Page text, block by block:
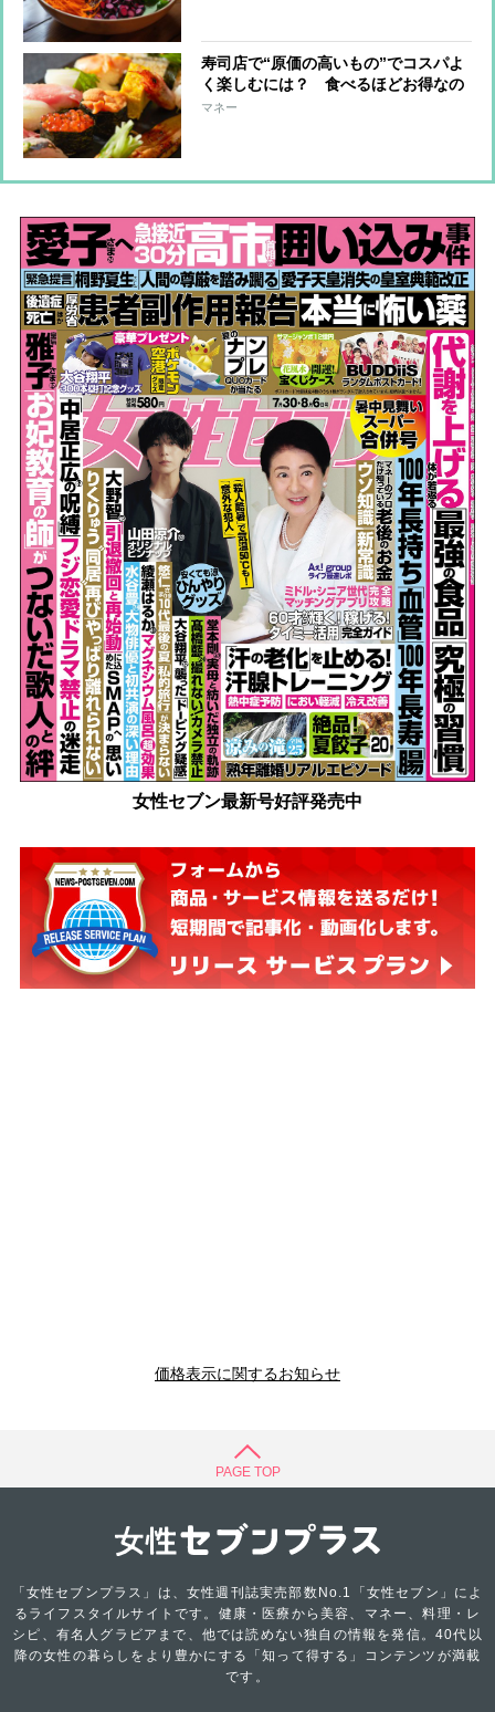
寿司店で“原価の高いもの”でコスパよ
く楽しむには？ 食べるほどお得なの
はイクラ、うに、カニ
マネー
女性セブン最新号好評発売中
価格表示に関するお知らせ
PAGE TOP
「女性セブンプラス」は、女性週刊誌実売部数No.1「女性セブン」によ
るライフスタイルサイトです。健康・医療から美容、マネー、料理・レ
シピ、有名人グラビアまで、他では読めない独自の情報を発信。40代以
降の女性の暮らしをより豊かにする「知って得する」コンテンツが満載
です。